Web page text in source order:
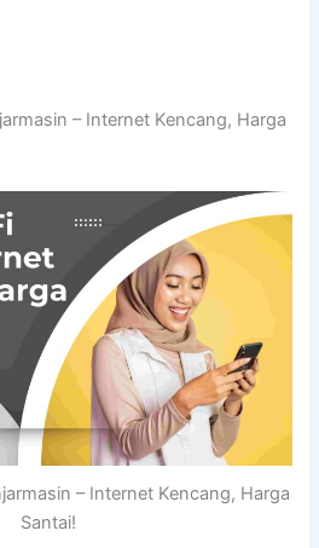
– Internet Kencang, Harga
– Internet Kencang, Harga
Santai!